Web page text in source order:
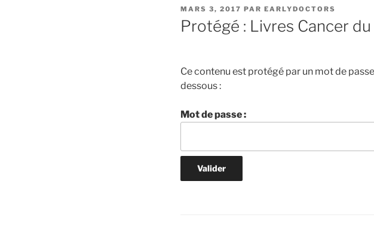
PUBLIÉ
LE
MARS 3, 2017 PAR EARLYDOCTORS
Protégé : Livres Cancer du
Ce contenu est protégé par un mot de
dessous :
Mot de passe :